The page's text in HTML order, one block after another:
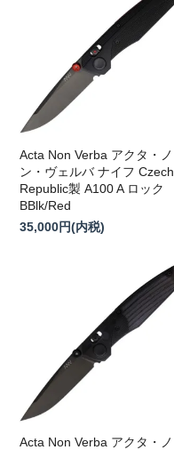
Acta Non Verba アクタ・ノ
ン・ヴェルバ ナイフ Czech
Republic製 A100 A ロック
BBlk/Red
35,000円(内税)
Acta Non Verba アクタ・ノ